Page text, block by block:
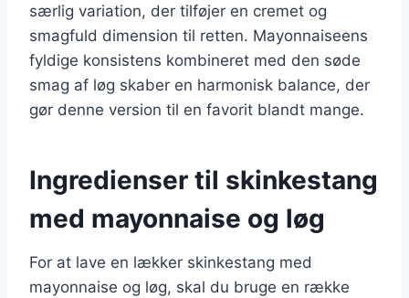
særlig variation, der tilføjer en cremet og
smagfuld dimension til retten. Mayonnaiseens
fyldige konsistens kombineret med den søde
smag af løg skaber en harmonisk balance, der
gør denne version til en favorit blandt mange.
Ingredienser til skinkestang
med mayonnaise og løg
For at lave en lækker skinkestang med
mayonnaise og løg, skal du bruge en række